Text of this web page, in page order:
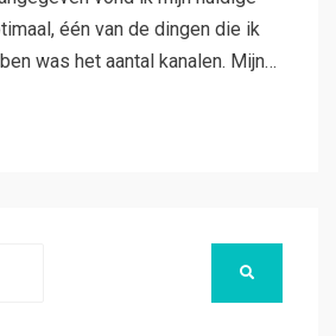
één van de dingen die ik
was het aantal kanalen. Mijn…